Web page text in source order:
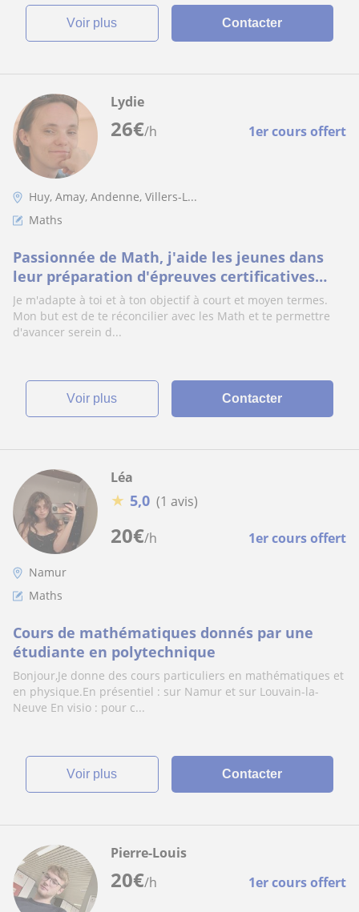
voir plus Contacter
26€/h 1er cours offert
Lydie
Huy, Amay, Andenne, Villers-L...
Maths
Passionnée de Math, j'aide les jeunes dans
leur préparation d'épreuves certificatives
(CEB, CE1D) ou d'examens/contrôles tout au l
Je m'adapte à toi et à ton objectif à court et moyen termes.
Mon but est de te réconcilier avec les Math et te permettre
d'avancer serein d...
voir plus Contacter
20€/h 1er cours offert
Léa
★ 5,0 (1 avis)
Namur
Maths
Cours de mathématiques donnés par une
étudiante en polytechnique
Bonjour,Je donne des cours particuliers en mathématiques et
en physique.En présentiel : sur Namur et sur Louvain-la-
Neuve En visio : pour c...
voir plus Contacter
20€/h 1er cours offert
Pierre-Louis